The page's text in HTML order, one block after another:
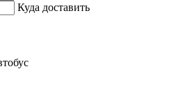
Куда доставить